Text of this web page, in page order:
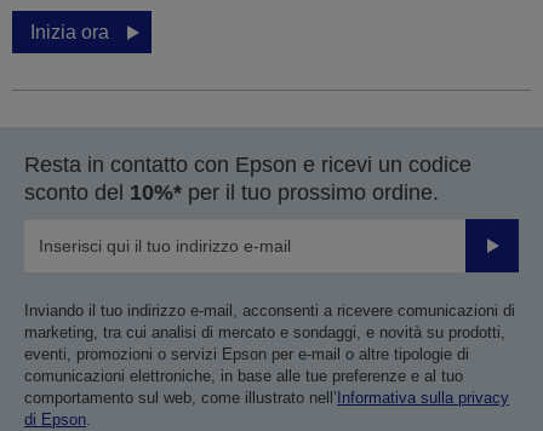
Inizia ora
Resta in contatto con Epson e ricevi un codice
sconto del 10%* per il tuo prossimo ordine.
Invia
Inviando il tuo indirizzo e-mail, acconsenti a ricevere comunicazioni di
marketing, tra cui analisi di mercato e sondaggi, e novità su prodotti,
eventi, promozioni o servizi Epson per e-mail o altre tipologie di
comunicazioni elettroniche, in base alle tue preferenze e al tuo
comportamento sul web, come illustrato nell’ Informativa sulla privacy
di Epson.